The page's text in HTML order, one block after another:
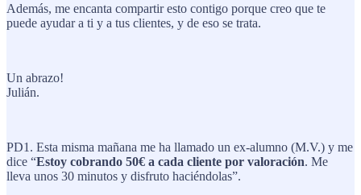
Además, me encanta compartir esto contigo porque creo que te
puede ayudar a ti y a tus clientes, y de eso se trata.
Un abrazo!
Julián.
PD1. Esta misma mañana me ha llamado un ex-alumno (M.V.) y me
dice “Estoy cobrando 50€ a cada cliente por valoración. Me
lleva unos 30 minutos y disfruto haciéndolas”.